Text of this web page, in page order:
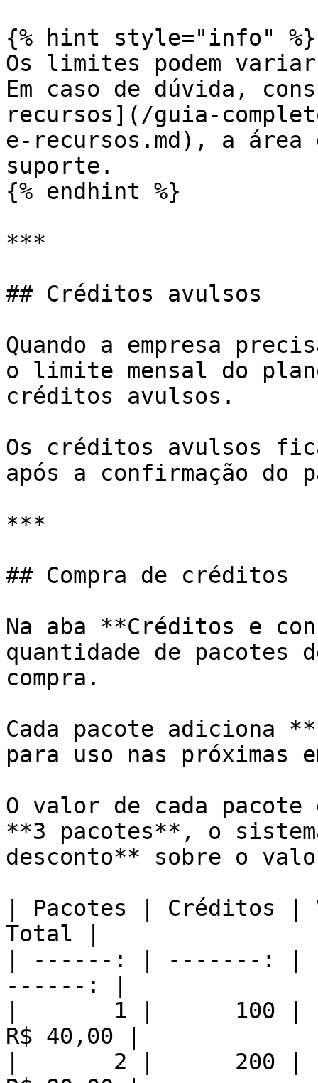
{% hint style="info" %}
Os limites podem
Em caso de dúvida,
recursos](/guia-
e-recursos.md), a
suporte.
{% endhint %}
***
## Créditos avulsos
Quando a empresa
o limite mensal do
créditos avulsos.
Os créditos avulsos
após a confirmação do
***
## Compra de créditos
Na aba **Créditos e
quantidade de pacotes
compra.
Cada pacote adiciona
para uso nas próximas
O valor de cada
**3 pacotes**, o
desconto** sobre o
| Pacotes | Créditos |
Total |
| ------: | -------:
------: |
|       1 |      100 |
R$ 40,00 |
|       2 |      200 |